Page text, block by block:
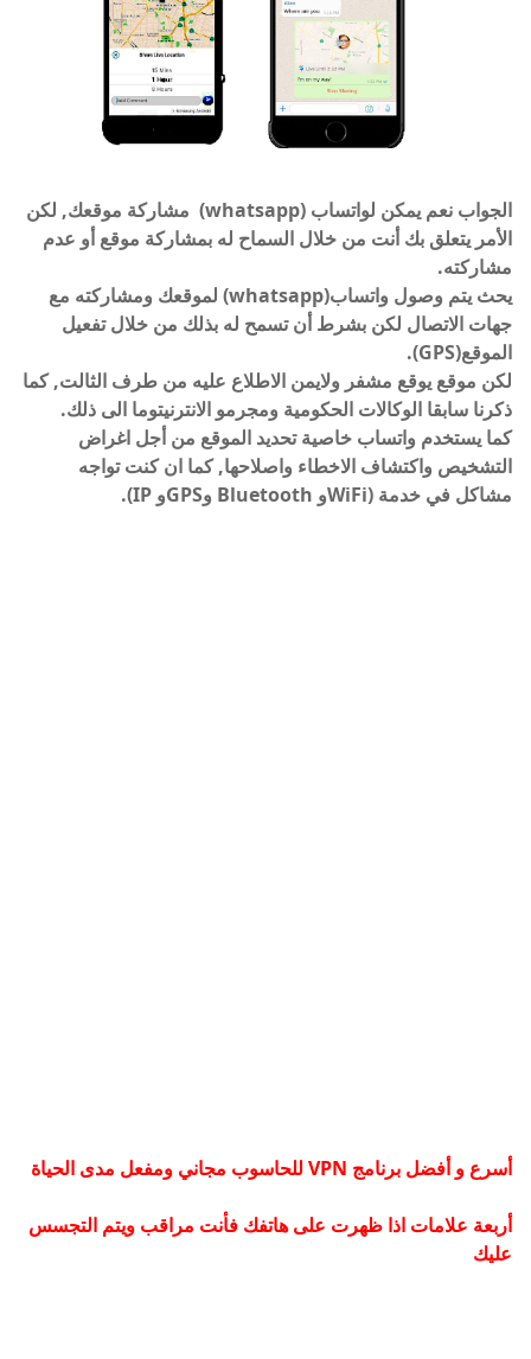
الجواب نعم يمكن لواتساب (whatsapp) مشاركة موقعك, لكن
الأمر يتعلق بك أنت من خلال السماح له بمشاركة موقع أو عدم
مشاركته.
يحث يتم وصول واتساب(whatsapp) لموقعك ومشاركته مع
جهات الاتصال لكن بشرط أن تسمح له بذلك من خلال تفعيل
الموقع(GPS).
لكن موقع يوقع مشفر ولايمن الاطلاع عليه من طرف الثالت, كما
ذكرنا سابقا الوكالات الحكومية ومجرمو الانترنيتوما الى ذلك.
كما يستخدم واتساب خاصية تحديد الموقع من أجل اغراض
التشخيص واكتشاف الاخطاء واصلاحها, كما ان كنت تواجه
مشاكل في خدمة (WiFiو Bluetooth وGPSو IP).
أسرع و أفضل برنامج VPN للحاسوب مجاني ومفعل مدى الحياة
أربعة علامات اذا ظهرت على هاتفك فأنت مراقب ويتم التجسس
عليك